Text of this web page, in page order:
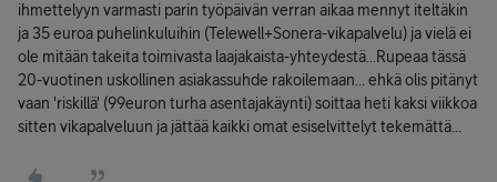
ihmettelyyn varmasti parin työpäivän verran aikaa mennyt iteltäkin
ja 35 euroa puhelinkuluihin (Telewell+Sonera-vikapalvelu) ja vielä ei
ole mitään takeita toimivasta laajakaista-yhteydestä...Rupeaa tässä
20-vuotinen uskollinen asiakassuhde rakoilemaan... ehkä olis pitänyt
vaan 'riskillä' (99euron turha asentajakäynti) soittaa heti kaksi viikkoa
sitten vikapalveluun ja jättää kaikki omat esiselvittelyt tekemättä...